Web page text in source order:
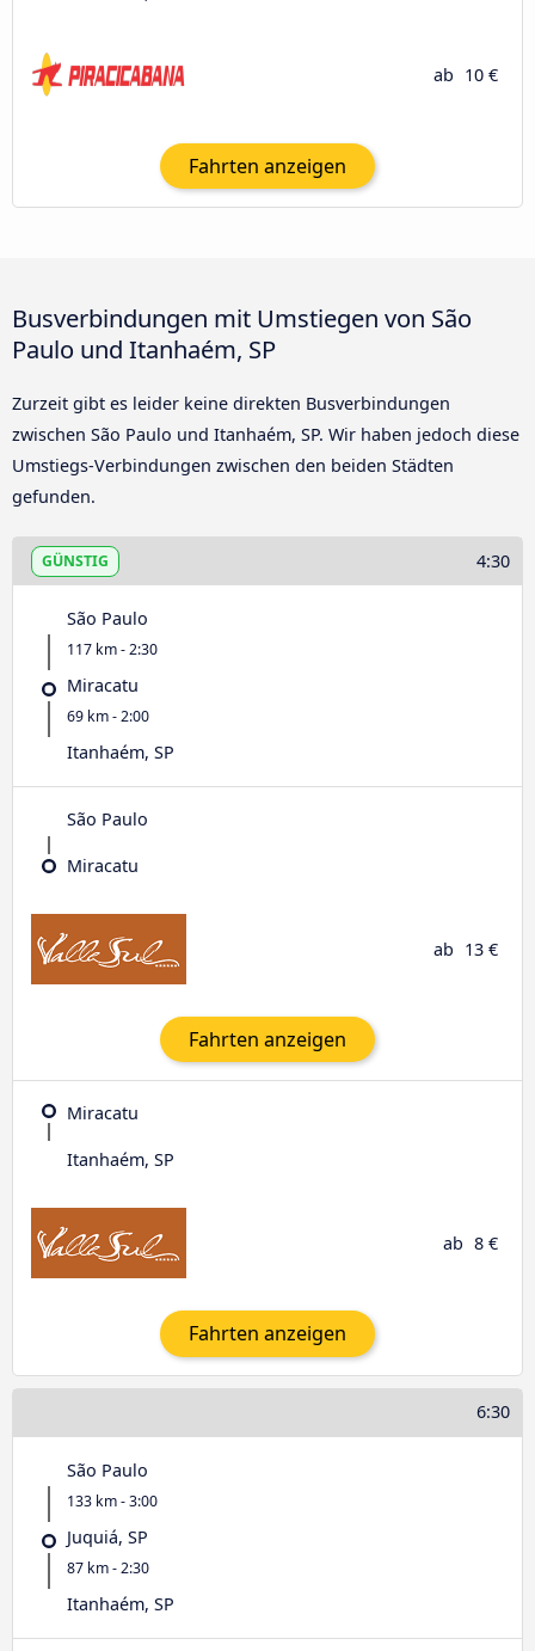
ab 10 €
Fahrten anzeigen
Busverbindungen mit Umstiegen von São
Paulo und Itanhaém, SP
Zurzeit gibt es leider keine direkten Busverbindungen
zwischen São Paulo und Itanhaém, SP. Wir haben jedoch diese
Umstiegs-Verbindungen zwischen den beiden Städten
gefunden.
GÜNSTIG 4:30
São Paulo
117 km - 2:30
Miracatu
69 km - 2:00
Itanhaém, SP
São Paulo
Miracatu
ab 13 €
Fahrten anzeigen
Miracatu
Itanhaém, SP
ab 8 €
Fahrten anzeigen
6:30
São Paulo
133 km - 3:00
Juquiá, SP
87 km - 2:30
Itanhaém, SP